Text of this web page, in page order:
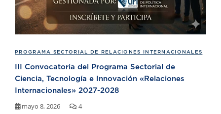
PROGRAMA SECTORIAL DE RELACIONES INTERNACIONALES
III Convocatoria del Programa Sectorial de
Ciencia, Tecnología e Innovación «Relaciones
Internacionales» 2027-2028
mayo 8, 2026
4